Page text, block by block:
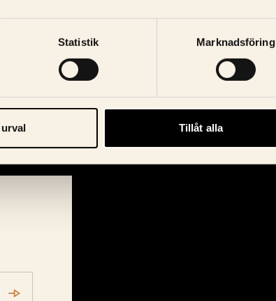
Statistik Marknadsföring
Tillåt alla